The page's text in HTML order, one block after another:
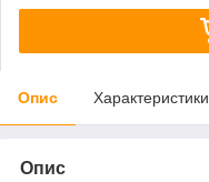
Опис Характеристики
Опис